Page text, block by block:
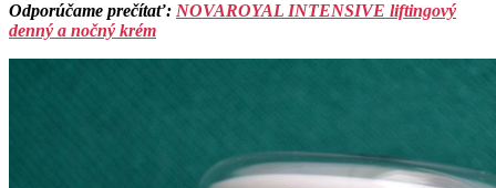
Odporúčame prečítať: NOVAROYAL INTENSIVE liftingový
denný a nočný krém